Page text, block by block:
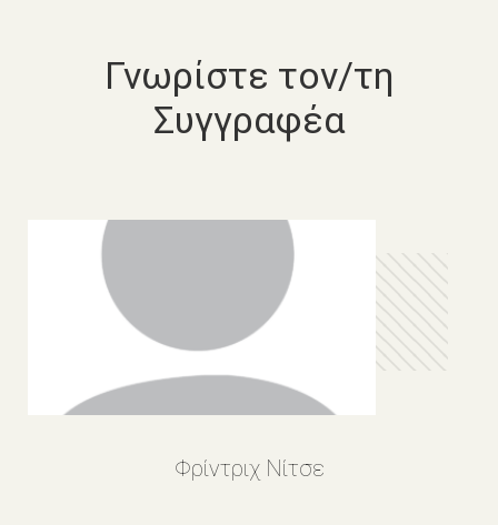
Γνωρίστε τον/τη
Συγγραφέα
Φρίντριχ Νίτσε